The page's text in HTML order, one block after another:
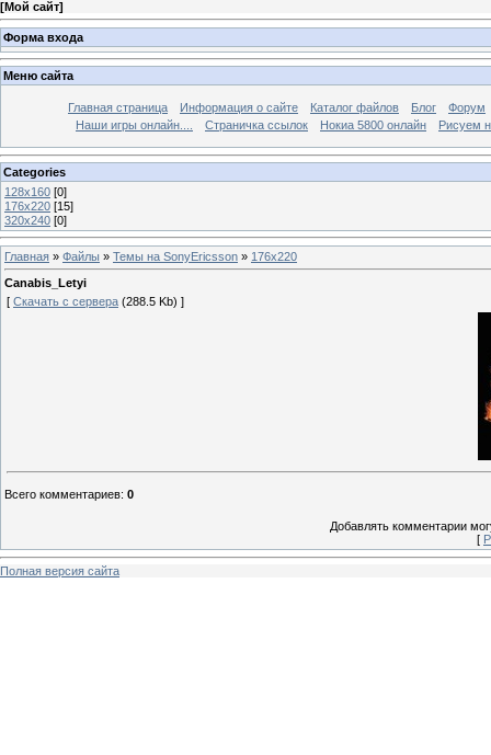
[Мой сайт]
Форма входа
Меню сайта
Главная страница Информация о сайте Каталог файлов Блог
Форум
Наши игры онлайн....
Страничка ссылок Нокиа 5800 онлайн Рисуем
Categories
128х160 [0]
176х220 [15]
320х240 [0]
Главная » Файлы » Темы на SonyEricsson » 176х220
Canabis_Letyi
[ Скачать с сервера (288.5 Kb) ]
Всего комментариев: 0
Добавлять комментарии
[
Полная версия сайта